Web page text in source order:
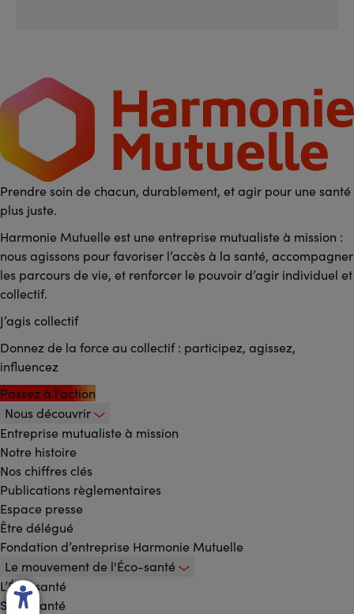
Prendre soin de chacun, durablement, et agir pour une santé
plus juste.
Harmonie Mutuelle est une entreprise mutualiste à mission :
nous agissons pour favoriser l’accès à la santé, accompagner
les parcours de vie, et renforcer le pouvoir d’agir individuel et
collectif.
J’agis collectif
Donnez de la force au collectif : participez, agissez,
influencez
Passez à l’action
Footer
-
Menu
principal
Nous découvrir
Entreprise mutualiste à mission
Notre histoire
Nos chiffres clés
Publications règlementaires
Espace presse
Être délégué
Fondation d’entreprise Harmonie Mutuelle
Le mouvement de l'Éco-santé
L’Éco-santé
Sport santé